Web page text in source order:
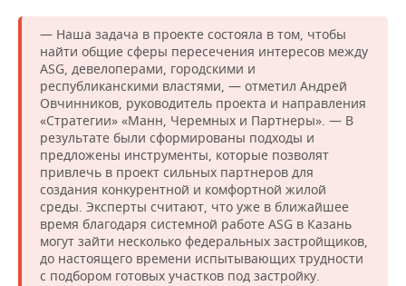
— Наша задача в проекте состояла в том, чтобы
найти общие сферы пересечения интересов между
ASG, девелоперами, городскими и
республиканскими властями, — отметил Андрей
Овчинников, руководитель проекта и направления
«Стратегии» «Манн, Черемных и Партнеры». — В
результате были сформированы подходы и
предложены инструменты, которые позволят
привлечь в проект сильных партнеров для
создания конкурентной и комфортной жилой
среды. Эксперты считают, что уже в ближайшее
время благодаря системной работе ASG в Казань
могут зайти несколько федеральных застройщиков,
до настоящего времени испытывающих трудности
с подбором готовых участков под застройку.